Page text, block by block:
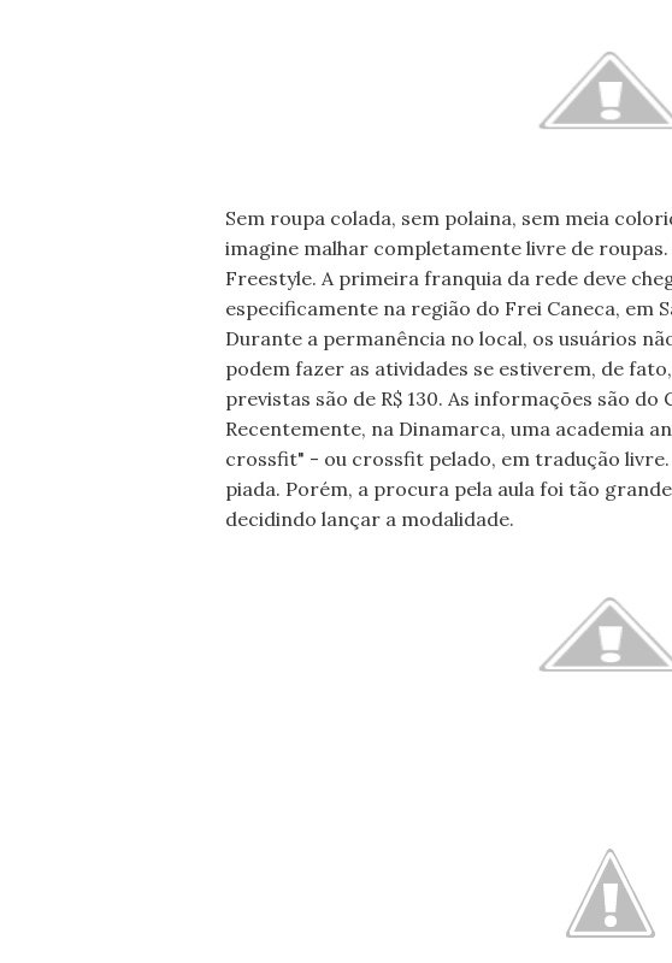
Sem roupa colada, sem polaina, sem meia
imagine malhar completamente livre de
Freestyle. A primeira franquia da rede deve
especificamente na região do Frei Caneca, em
Durante a permanência no local, os usuários
podem fazer as atividades se estiverem, de
previstas são de R$ 130. As informações são do
Recentemente, na Dinamarca, uma academia
crossfit" - ou crossfit pelado, em tradução
piada. Porém, a procura pela aula foi tão
decidindo lançar a modalidade.